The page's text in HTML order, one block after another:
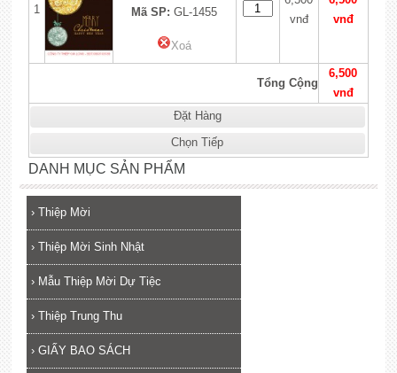
1
Mã SP: GL-1455
Xoá
vnđ
vnđ
Tổng Cộng
6,500
vnđ
Đặt Hàng
Chọn Tiếp
DANH MỤC SẢN PHẨM
› Thiệp Mời
› Thiệp Mời Sinh Nhật
› Mẫu Thiệp Mời Dự Tiệc
› Thiệp Trung Thu
› GIẤY BAO SÁCH